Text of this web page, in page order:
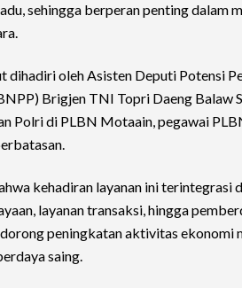
sehingga berperan penting dalam
dihadiri oleh Asisten Deputi Potensi
Brigjen TNI Topri Daeng Balaw
Polri di PLBN Motaain, pegawai
kehadiran layanan ini terintegrasi
layanan transaksi, hingga
peningkatan aktivitas ekonomi
saing.